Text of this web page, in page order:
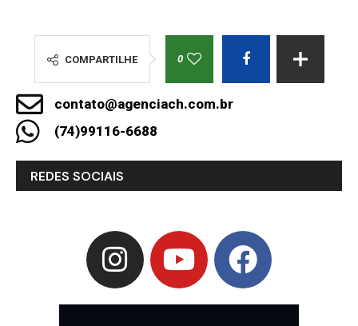
COMPARTILHE 0
contato@agenciach.com.br
(74)99116-6688
REDES SOCIAIS